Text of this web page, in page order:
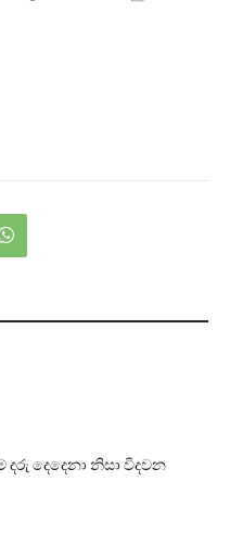
දරු දෙදෙනා නිසා විදවන